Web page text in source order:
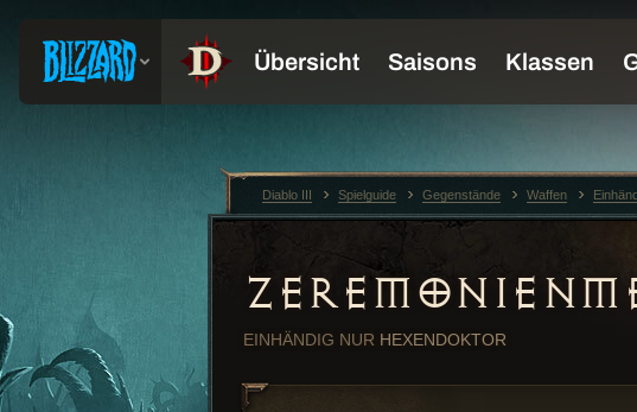
EINHÄNDIG NUR HEXENDOKTOR
Diablo III Spielguide Gegenstände Waffen